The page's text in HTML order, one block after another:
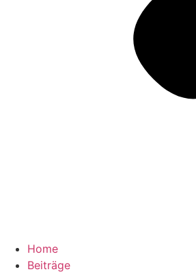
Home
Beiträge